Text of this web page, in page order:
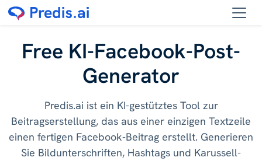
Free KI-Facebook-Post-
Generator
Predis.ai ist ein KI-gestütztes Tool zur
Beitragserstellung, das aus einer einzigen Textzeile
einen fertigen Facebook-Beitrag erstellt. Generieren
Sie Bildunterschriften, Hashtags und Karussell-